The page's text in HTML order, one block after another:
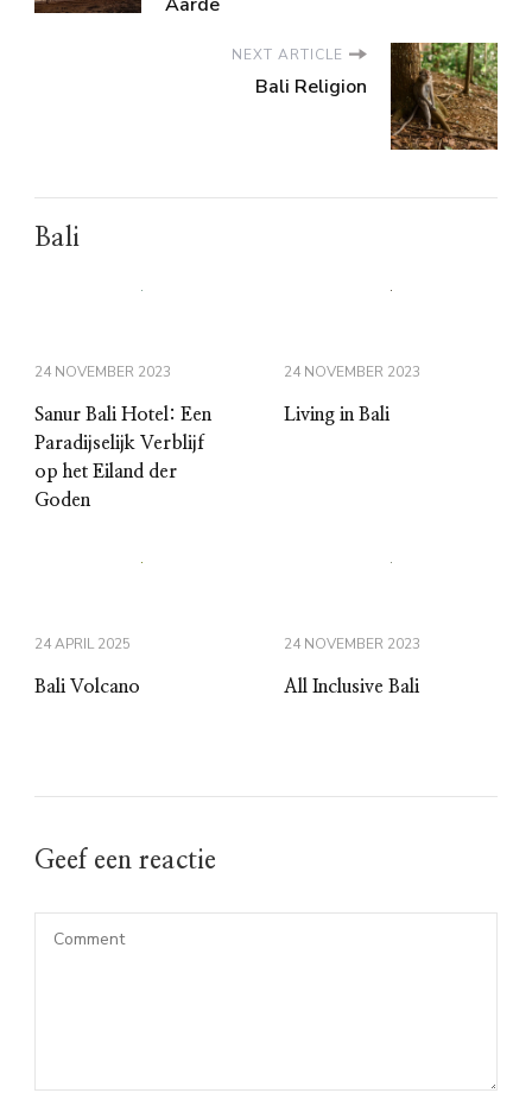
NEXT ARTICLE
Bali Religion
Bali
24 NOVEMBER 2023
Sanur Bali Hotel: Een
Paradijselijk Verblijf
op het Eiland der
Goden
24 NOVEMBER 2023
Living in Bali
24 APRIL 2025
Bali Volcano
24 NOVEMBER 2023
All Inclusive Bali
Geef een reactie